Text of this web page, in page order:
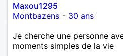
Maxou1295
Montbazens - 30 ans
Je cherche une personne
moments simples de la vie